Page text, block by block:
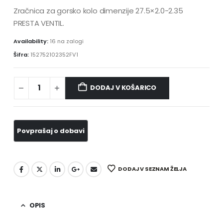
Zračnica za gorsko kolo dimenzije 27.5×2.0-2.35
PRESTA VENTIL.
Availability: 16 na zalogi
Šifra: 152752102352FV1
DODAJ V KOŠARICO
DODAJ V SEZNAM ŽELJA
OPIS